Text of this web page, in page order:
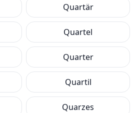
Quartär
Quartel
Quarter
Quartil
Quarzes